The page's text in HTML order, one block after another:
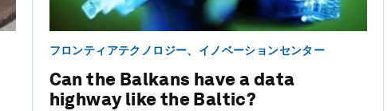
フロンティアテクノロジー、イノベーションセンター
Can the Balkans have a data
highway like the Baltic?